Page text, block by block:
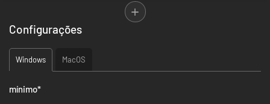
Customize Cobra's boat with unique boat skin.
Go to the 'Boat Skin' menu of the 'Diver Box (Inventory)' on Cobra's boat to
find the available unlocked boat skin.
Art book
design concepts and stories behind the scenes.
Configurações
Windows MacOS
mínimo*